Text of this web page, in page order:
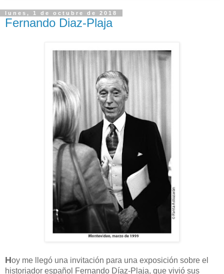
lunes, 1 de octubre de 2018
Fernando Diaz-Plaja
Hoy me llegó una invitación para una exposición sobre el
historiador español Fernando Díaz-Plaja, que vivió sus